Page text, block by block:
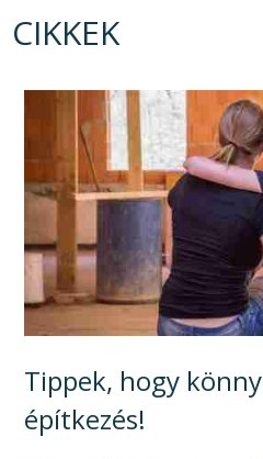
CIKKEK
Tippek, hogy
építkezés!